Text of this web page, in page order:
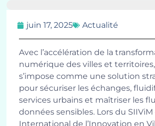
juin 17, 2025 Actualité
Avec l’accélération de la
numérique des villes et
s’impose comme une solution
pour sécuriser les échanges,
services urbains et maîtriser les
données sensibles. Lors du SIIViM
International de l’Innovation en